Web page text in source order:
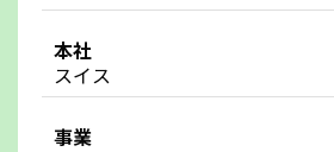
本社
スイス
事業